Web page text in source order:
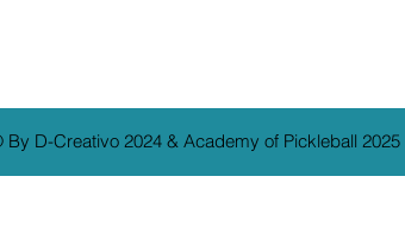
By D-Creativo 2024 & Academy of Pickleball 2025